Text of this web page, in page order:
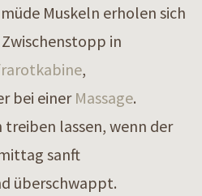
Muskeln erholen sich
in
,
bei einer Massage.
treiben lassen, wenn der
sanft
überschwappt.